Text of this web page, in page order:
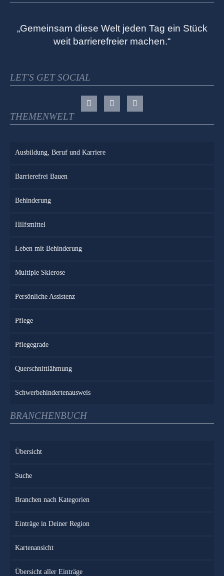
„Gemeinsam diese Welt jeden Tag ein Stück
weit barrierefreier machen.“
LET'S GET SOCIAL
THEMENWELT
Ausbildung, Beruf und Karriere
Barrierefrei Bauen
Behinderung
Hilfsmittel
Leben mit Behinderung
Multiple Sklerose
Persönliche Assistenz
Pflege
Pflegegrade
Querschnittlähmung
Schwerbehindertenausweis
BRANCHENBUCH
Übersicht
Suche
Branchen nach Kategorien
Einträge in Deiner Region
Kartenansicht
Übersicht aller Einträge